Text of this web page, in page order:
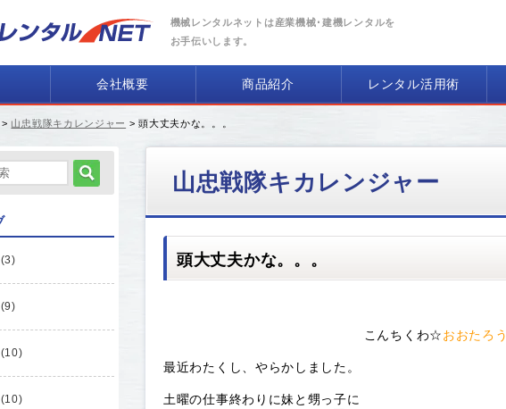
機械レンタルネットは産業機械･建機レンタルを
お手伝いします。
会社概要 商品紹介 レンタル活用術
> 山忠戦隊キカレンジャー > 頭大丈夫かな。。。
山忠戦隊キカレンジャー
頭大丈夫かな。。。
こんちくわ☆おおたろう
最近わたくし、やらかしました。
土曜の仕事終わりに妹と甥っ子に